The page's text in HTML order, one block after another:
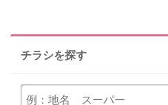
チラシを探す